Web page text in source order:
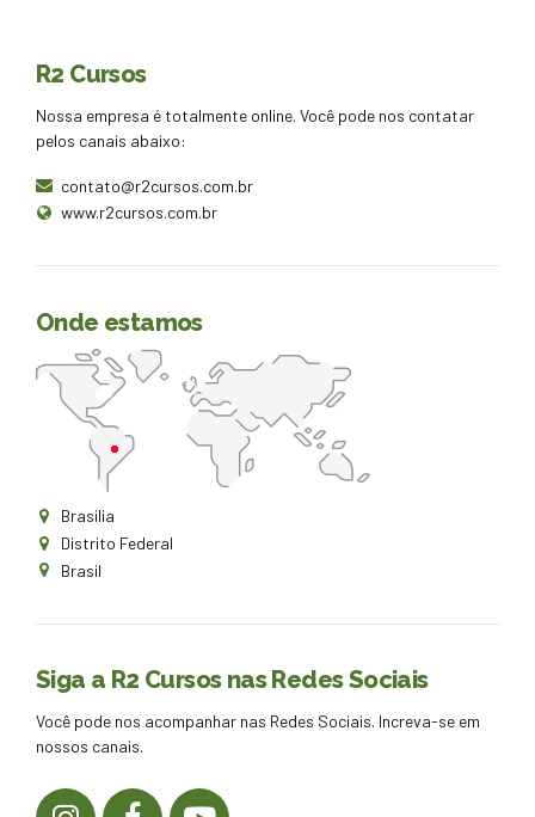
R2 Cursos
Nossa empresa é totalmente online. Você pode nos contatar
pelos canais abaixo:
contato@r2cursos.com.br
www.r2cursos.com.br
Onde estamos
Brasilia
Distrito Federal
Brasil
Siga a R2 Cursos nas Redes Sociais
Você pode nos acompanhar nas Redes Sociais. Increva-se em
nossos canais.